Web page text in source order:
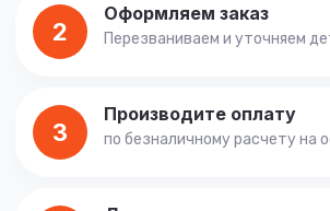
2
Оформляем заказ
Перезваниваем и уточняем
3
Производите оплату
по безналичному расчету на